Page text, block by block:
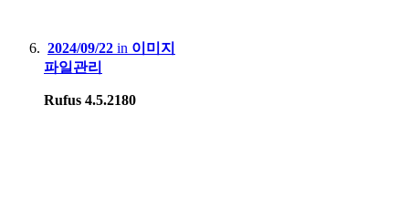
2024/09/22 in 이미지
파일관리
Rufus 4.5.2180